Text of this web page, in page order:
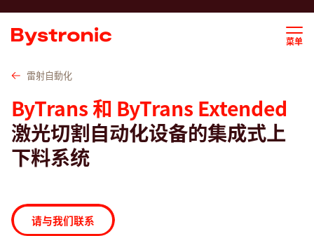
容
菜单
服务
应用程序
新闻动态
关于我们
雷射自動化
ByTrans 和 ByTrans Extended
激光切割自动化设备的集成式上
下料系统
请与我们联系